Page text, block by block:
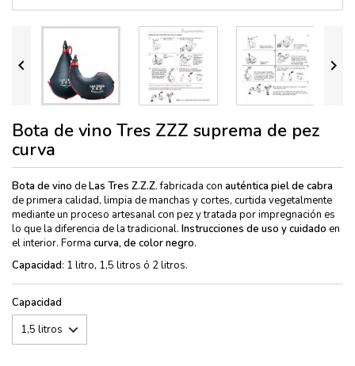
 
Bota de vino Tres ZZZ suprema de pez
curva
Bota de vino deLas Tres Z.Z.Z.fabricada con auténtica piel de cabra
de primera calidad, limpia de manchas y cortes, curtida vegetalmente
mediante un proceso artesanal con pez y tratada por impregnación es
lo que la diferencia de la tradicional. Instrucciones de uso y cuidado en
el interior. Forma curva, de color negro.
Capacidad: 1 litro, 1,5 litros ó 2 litros.
Capacidad